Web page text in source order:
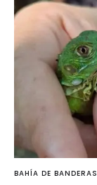
BAHÍA DE BANDERAS